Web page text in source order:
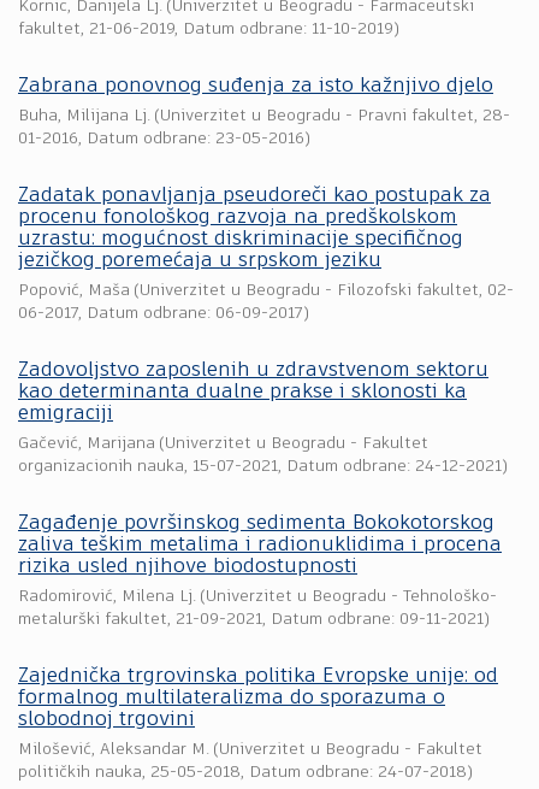
Kornic, Danijela Lj. (Univerzitet u Beogradu - Farmaceutski
fakultet, 21-06-2019, Datum odbrane: 11-10-2019)
Zabrana ponovnog suđenja za isto kažnjivo djelo
Buha, Milijana Lj. (Univerzitet u Beogradu - Pravni fakultet, 28-
01-2016, Datum odbrane: 23-05-2016)
Zadatak ponavljanja pseudoreči kao postupak za
procenu fonološkog razvoja na predškolskom
uzrastu: mogućnost diskriminacije specifičnog
jezičkog poremećaja u srpskom jeziku
Popović, Maša (Univerzitet u Beogradu - Filozofski fakultet, 02-
06-2017, Datum odbrane: 06-09-2017)
Zadovoljstvo zaposlenih u zdravstvenom sektoru
kao determinanta dualne prakse i sklonosti ka
emigraciji
Gačević, Marijana (Univerzitet u Beogradu - Fakultet
organizacionih nauka, 15-07-2021, Datum odbrane: 24-12-2021)
Zagađenje površinskog sedimenta Bokokotorskog
zaliva teškim metalima i radionuklidima i procena
rizika usled njihove biodostupnosti
Radomirović, Milena Lj. (Univerzitet u Beogradu - Tehnološko-
metalurški fakultet, 21-09-2021, Datum odbrane: 09-11-2021)
Zajednička trgrovinska politika Evropske unije: od
formalnog multilateralizma do sporazuma o
slobodnoj trgovini
Milošević, Aleksandar M. (Univerzitet u Beogradu - Fakultet
političkih nauka, 25-05-2018, Datum odbrane: 24-07-2018)